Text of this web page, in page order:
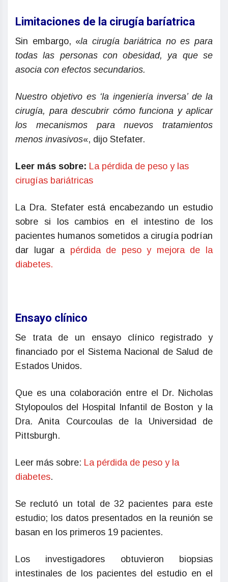
Limitaciones de la cirugía baríatrica
Sin embargo, «la cirugía bariátrica no es para
todas las personas con obesidad, ya que se
asocia con efectos secundarios.
Nuestro objetivo es ‘la ingeniería inversa’ de la
cirugía, para descubrir cómo funciona y aplicar
los mecanismos para nuevos tratamientos
menos invasivos«, dijo Stefater.
Leer más sobre: La pérdida de peso y las
cirugías bariátricas
La Dra. Stefater está encabezando un estudio
sobre si los cambios en el intestino de los
pacientes humanos sometidos a cirugía podrían
dar lugar apérdida de peso y mejora de la
diabetes.
Ensayo clínico
Se trata de un ensayo clínico registrado y
financiado por el Sistema Nacional de Salud de
Estados Unidos.
Que es una colaboración entre el Dr. Nicholas
Stylopoulos del Hospital Infantil de Boston y la
Dra. Anita Courcoulas de la Universidad de
Pittsburgh.
Leer más sobre: La pérdida de peso y la
diabetes.
Se reclutó un total de 32 pacientes para este
estudio; los datos presentados en la reunión se
basan en los primeros 19 pacientes.
Los investigadores obtuvieron biopsias
intestinales de los pacientes del estudio en el